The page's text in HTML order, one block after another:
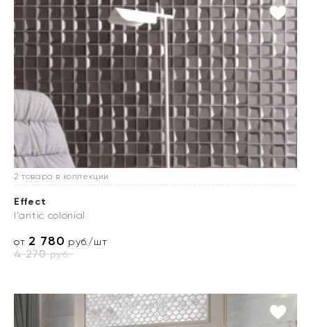
2 товара в коллекции
Effect
l'antic colonial
от 2 780 руб./шт
4 270руб.